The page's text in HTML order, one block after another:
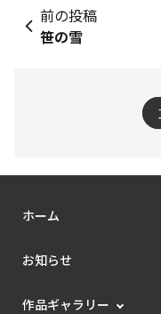
前の投稿
笹の雪
ホーム
お知らせ
作品ギャラリー